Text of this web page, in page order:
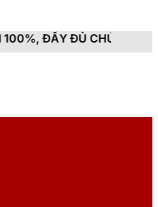
TỪ, HÓA ĐƠN VAT